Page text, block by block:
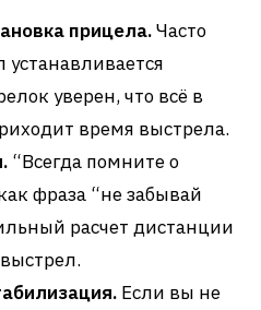
прицела.Часто
устанавливается
уверен, что всё в
время выстрела.
“Всегда помните о
фраза “не забывай
расчет дистанции
Если вы не